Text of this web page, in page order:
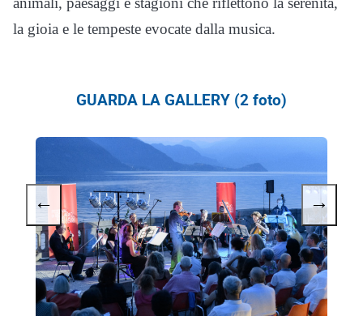
la gioia e le tempeste evocate dalla musica.
GUARDA LA GALLERY (2 foto)
← →